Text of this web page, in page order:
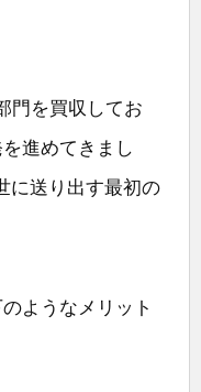
門を買収してお
進めてきまし
に送り出す最初の
ようなメリット